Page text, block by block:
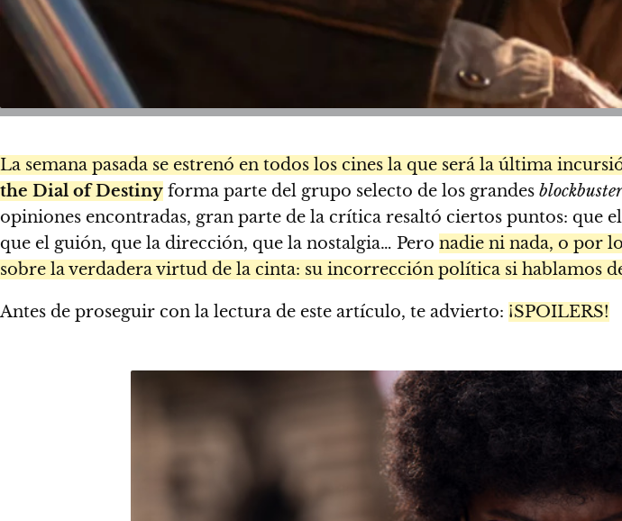
La semana pasada se estrenó en todos los cines la que será la última
the Dial of Destiny forma parte del grupo selecto de los grandes
opiniones encontradas, gran parte de la crítica resaltó ciertos puntos: que
que el guión, que la dirección, que la nostalgia… Pero nadie ni nada, o por
sobre la verdadera virtud de la cinta: su incorrección política si hablamos
Antes de proseguir con la lectura de este artículo, te advierto: ¡SPOILERS!